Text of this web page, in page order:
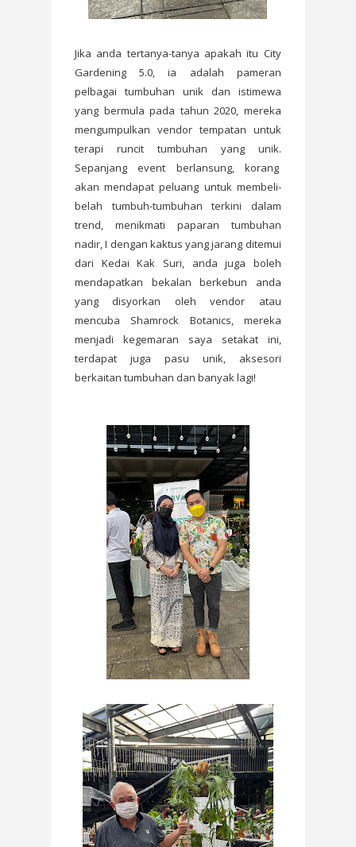
Jika anda tertanya-tanya apakah itu City
Gardening 5.0, ia adalah pameran
pelbagai tumbuhan unik dan istimewa
yang bermula pada tahun 2020, mereka
mengumpulkan vendor tempatan untuk
terapi runcit tumbuhan yang unik.
Sepanjang event berlansung, korang
akan mendapat peluang untuk membeli-
belah tumbuh-tumbuhan terkini dalam
trend, menikmati paparan tumbuhan
nadir, I dengan kaktus yang jarang ditemui
dari Kedai Kak Suri, anda juga boleh
mendapatkan bekalan berkebun anda
yang disyorkan oleh vendor atau
mencuba Shamrock Botanics, mereka
menjadi kegemaran saya setakat ini,
terdapat juga pasu unik, aksesori
berkaitan tumbuhan dan banyak lagi!